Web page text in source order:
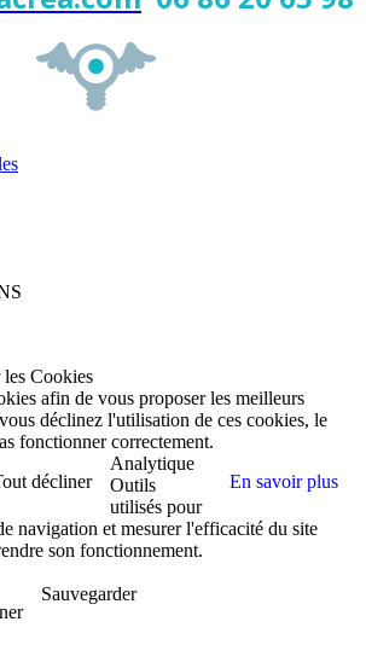
Cookies
afin de vous proposer les meilleurs
déclinez l'utilisation de ces cookies, le
fonctionner correctement.
décliner En savoir plus
Analytique
Outils
utilisés pour
navigation et mesurer l'efficacité du site
son fonctionnement.
Sauvegarder